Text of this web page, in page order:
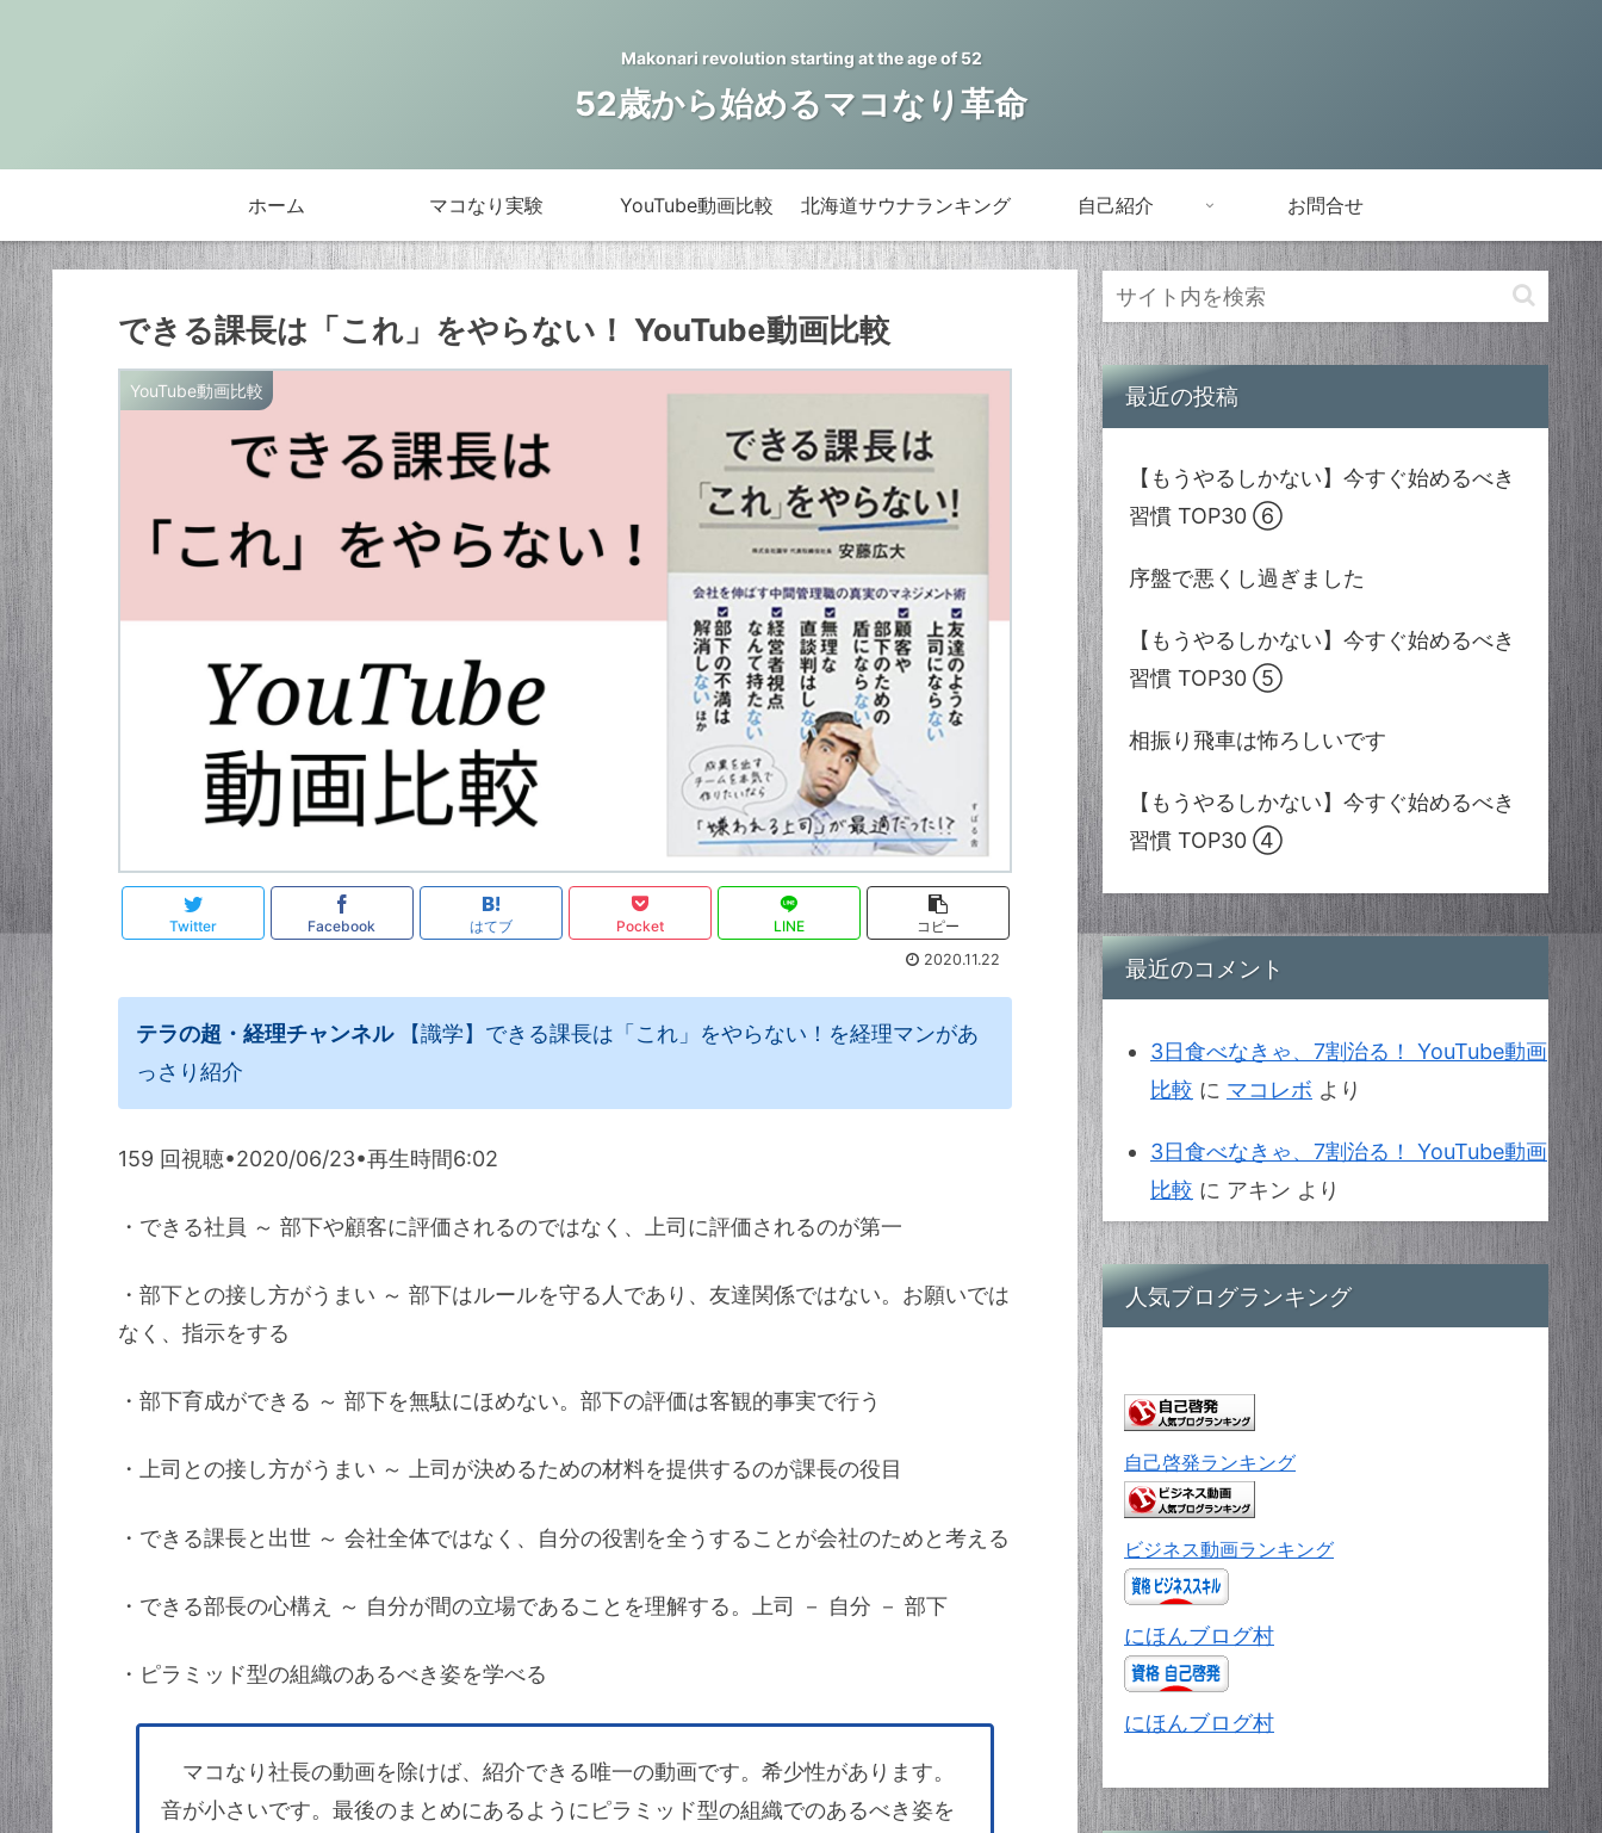
Makonari revolution starting at the age of 52
52歳から始めるマコなり革命
ホーム マコなり実験 YouTube動画比較 北海道サウナランキング 自己紹介 お問合せ
できる課長は「これ」をやらない！ YouTube動画比較
YouTube動画比較
Twitter Facebook はてブ Pocket LINE
コピー
2020.11.22
テラの超・経理チャンネル【識学】できる課長は「これ」をやらない！を経理マンがあ
っさり紹介
159 回視聴•2020/06/23•再生時間6:02
・できる社員 ～ 部下や顧客に評価されるのではなく、上司に評価されるのが第一
・部下との接し方がうまい ～ 部下はルールを守る人であり、友達関係ではない。お願いでは
なく、指示をする
・部下育成ができる ～ 部下を無駄にほめない。部下の評価は客観的事実で行う
・上司との接し方がうまい ～ 上司が決めるための材料を提供するのが課長の役目
・できる課長と出世 ～ 会社全体ではなく、自分の役割を全うすることが会社のためと考える
・できる部長の心構え ～ 自分が間の立場であることを理解する。上司 － 自分 － 部下
・ピラミッド型の組織のあるべき姿を学べる
マコなり社長の動画を除けば、紹介できる唯一の動画です。希少性があります。
音が小さいです。最後のまとめにあるようにピラミッド型の組織でのあるべき姿を
最近の投稿
【もうやるしかない】今すぐ始めるべき
習慣 TOP30 ⑥
序盤で悪くし過ぎました
【もうやるしかない】今すぐ始めるべき
習慣 TOP30 ⑤
相振り飛車は怖ろしいです
【もうやるしかない】今すぐ始めるべき
習慣 TOP30 ④
最近のコメント
3日食べなきゃ、7割治る！ YouTube動画
比較 に マコレボ より
3日食べなきゃ、7割治る！ YouTube動画
比較 に アキン より
人気ブログランキング
自己啓発ランキング
ビジネス動画ランキング
にほんブログ村
にほんブログ村